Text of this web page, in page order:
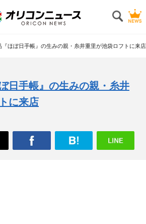
『ほぼ日手帳』の生みの親・糸井重里が池袋ロフトに来店
日手帳』の生みの親・糸井
に来店